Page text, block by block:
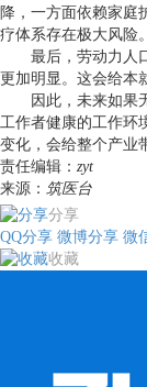
降，一方面依赖家庭
疗体系存在极大风险。
最后，劳动力人
更加明显。这会给本
因此，未来如果
工作者健康的工作环
变化，会给整个产业
责任编辑： zyt
来源： 筑医台
分享
QQ分享 微博分享 微
收藏